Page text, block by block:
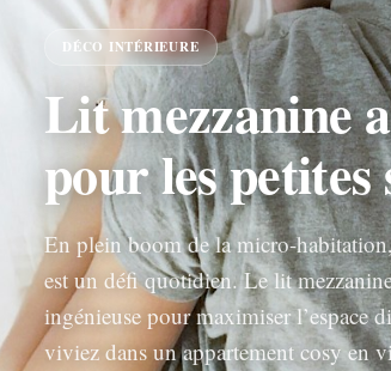
DÉCO INTÉRIEURE
Lit mezzanine
pour les petites
En plein boom de la micro-
est un défi quotidien. Le lit
ingénieuse pour maximiser l’espace
viviez dans un appartement cosy en